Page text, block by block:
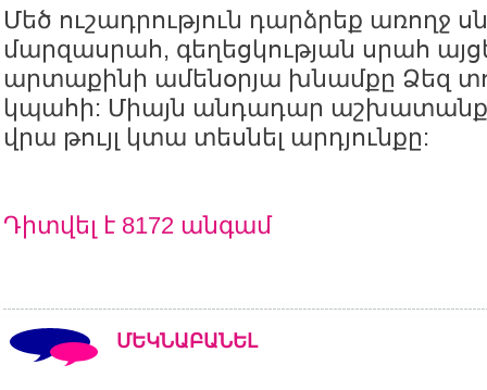
Մեծ ուշադրություն դարձրեք առողջ
մարզասրահ, գեղեցկության սրահ
արտաքինի ամենօրյա խնամքը Ձեզ
կպահի: Միայն անդադար
վրա թույլ կտա տեսնել արդյունքը:
Դիտվել է 8172 անգամ
ՄԵԿՆԱԲԱՆԵԼ